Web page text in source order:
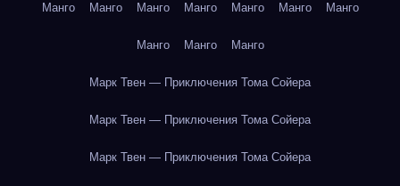
Манго Манго Манго Манго Манго Манго Манго
Манго Манго Манго
Марк Твен — Приключения Тома Сойера
Марк Твен — Приключения Тома Сойера
Марк Твен — Приключения Тома Сойера